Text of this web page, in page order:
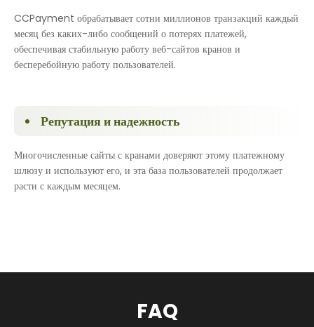
CCPayment обрабатывает сотни миллионов транзакций каждый
месяц без каких-либо сообщений о потерях платежей,
обеспечивая стабильную работу веб-сайтов кранов и
бесперебойную работу пользователей.
Репутация и надежность
Многочисленные сайты с кранами доверяют этому платежному
шлюзу и используют его, и эта база пользователей продолжает
расти с каждым месяцем.
FAQ